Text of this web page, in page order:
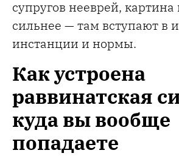
супругов нееврей,
сильнее — там вступают в
инстанции и нормы.
Как устроена
раввинатская
куда вы вообще
попадаете